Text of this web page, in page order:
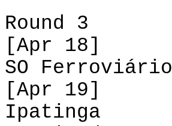
Round 3
[Apr 18]
SO Ferroviário
[Apr 19]
Ipatinga